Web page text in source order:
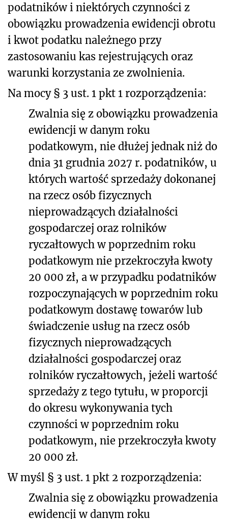
podatników i niektórych czynności z
obowiązku prowadzenia ewidencji obrotu
i kwot podatku należnego przy
zastosowaniu kas rejestrujących oraz
warunki korzystania ze zwolnienia.
Na mocy § 3 ust. 1 pkt 1 rozporządzenia:
Zwalnia się z obowiązku prowadzenia
ewidencji w danym roku
podatkowym, nie dłużej jednak niż do
dnia 31 grudnia 2027 r. podatników, u
których wartość sprzedaży dokonanej
na rzecz osób fizycznych
nieprowadzących działalności
gospodarczej oraz rolników
ryczałtowych w poprzednim roku
podatkowym nie przekroczyła kwoty
20 000 zł, a w przypadku podatników
rozpoczynających w poprzednim roku
podatkowym dostawę towarów lub
świadczenie usług na rzecz osób
fizycznych nieprowadzących
działalności gospodarczej oraz
rolników ryczałtowych, jeżeli wartość
sprzedaży z tego tytułu, w proporcji
do okresu wykonywania tych
czynności w poprzednim roku
podatkowym, nie przekroczyła kwoty
20 000 zł.
W myśl § 3 ust. 1 pkt 2 rozporządzenia:
Zwalnia się z obowiązku prowadzenia
ewidencji w danym roku